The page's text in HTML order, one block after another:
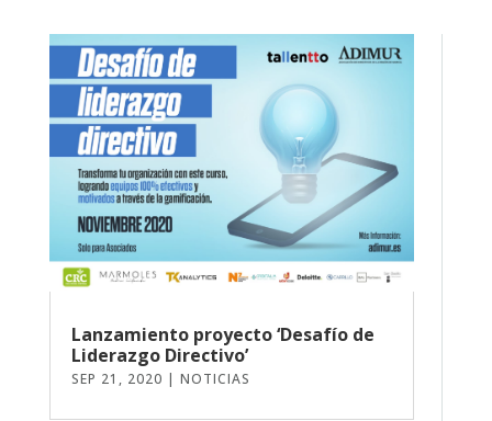
Lanzamiento proyecto ‘Desafío de
Liderazgo Directivo’
SEP 21, 2020 | NOTICIAS